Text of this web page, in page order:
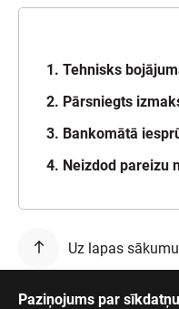
1. Tehnisks
2. Pārsniegts
3. Bankomātā
4. Neizdod pareizu
Uz lapas sākumu
Paziņojums par